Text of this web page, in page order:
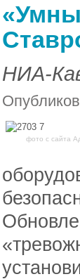
НИА-
фото с сайта